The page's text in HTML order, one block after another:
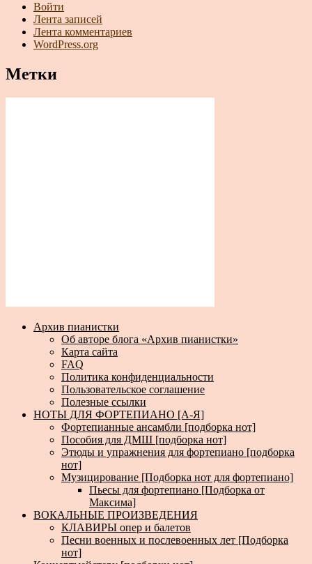
Войти
Лента записей
Лента комментариев
WordPress.org
Метки
Архив пианистки
Об авторе блога «Архив пианистки»
Карта сайта
FAQ
Политика конфиденциальности
Пользовательское соглашение
Полезные ссылки
НОТЫ ДЛЯ ФОРТЕПИАНО [А-Я]
Фортепианные ансамбли [подборка нот]
Пособия для ДМШ [подборка нот]
Этюды и упражнения для фортепиано [подборка
нот]
Музицирование [Подборка нот для фортепиано]
Пьесы для фортепиано [Подборка от
Максима]
ВОКАЛЬНЫЕ ПРОИЗВЕДЕНИЯ
КЛАВИРЫ опер и балетов
Песни военных и послевоенных лет [Подборка
нот]